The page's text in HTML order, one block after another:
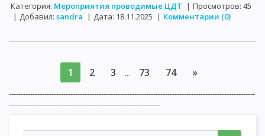
Категория: Мероприятия проводимые ЦДТ | Просмотров: 45
| Добавил: sandra | Дата: 18.11.2025 | Комментарии (0)
1 2 3 ... 73 74 »
--------------------------------------------------------------------------------------------------------
----------------------------------------------------------------